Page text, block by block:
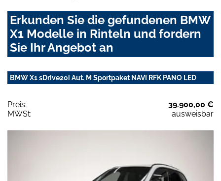
Erkunden Sie die gefundenen BMW
X1 Modelle in Rinteln und fordern
Sie Ihr Angebot an
BMW X1 sDrive20i Aut. M Sportpaket NAVI RFK PANO LED
Preis:
39.900,00 €
MWSt:
ausweisbar